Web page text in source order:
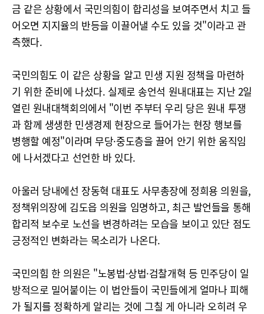
금 같은 상황에서 국민의힘이 합리성을 보여주면서 치고 들
어오면 지지율의 반등을 이끌어낼 수도 있을 것"이라고 관
측했다.
국민의힘도 이 같은 상황을 알고 민생 지원 정책을 마련하
기 위한 준비에 나섰다. 실제로 송언석 원내대표는 지난 2일
열린 원내대책회의에서 "이번 주부터 우리 당은 원내 투쟁
과 함께 생생한 민생경제 현장으로 들어가는 현장 행보를
병행할 예정"이라며 무당·중도층을 끌어 안기 위한 움직임
에 나서겠다고 선언한 바 있다.
아울러 당내에선 장동혁 대표도 사무총장에 정희용 의원을,
정책위의장에 김도읍 의원을 임명하고, 최근 발언들을 통해
합리적 보수로 노선을 변경하려는 모습을 보이고 있단 점도
긍정적인 변화라는 목소리가 나온다.
국민의힘 한 의원은 "노봉법·상법·검찰개혁 등 민주당이 일
방적으로 밀어붙이는 이 법안들이 국민들에게 얼마나 피해
가 될지를 정확하게 알리는 것에 그칠 게 아니라 오히려 우